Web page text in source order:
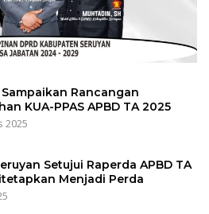
Rancangan
KUA-PPAS APBD TA 2025
2025
Setujui Raperda APBD TA
Menjadi Perda